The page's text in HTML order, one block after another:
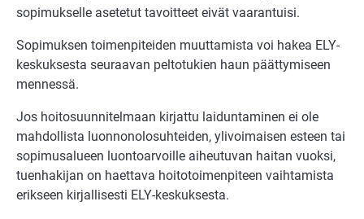
sopimukselle asetetut tavoitteet eivät vaarantuisi.
Sopimuksen toimenpiteiden muuttamista voi hakea ELY-
keskuksesta seuraavan peltotukien haun päättymiseen
mennessä.
Jos hoitosuunnitelmaan kirjattu laiduntaminen ei ole
mahdollista luonnonolosuhteiden, ylivoimaisen esteen tai
sopimusalueen luontoarvoille aiheutuvan haitan vuoksi,
tuenhakijan on haettava hoitotoimenpiteen vaihtamista
erikseen kirjallisesti ELY-keskuksesta.